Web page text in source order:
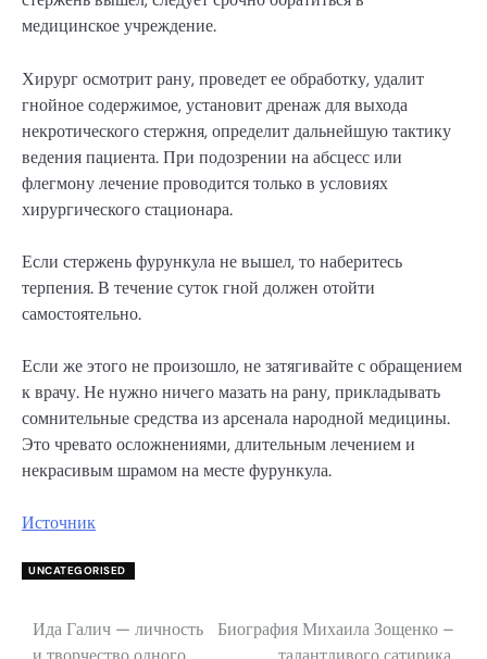
медицинское учреждение.
Хирург осмотрит рану, проведет ее обработку, удалит
гнойное содержимое, установит дренаж для выхода
некротического стержня, определит дальнейшую тактику
ведения пациента. При подозрении на абсцесс или
флегмону лечение проводится только в условиях
хирургического стационара.
Если стержень фурункула не вышел, то наберитесь
терпения. В течение суток гной должен отойти
самостоятельно.
Если же этого не произошло, не затягивайте с обращением
к врачу. Не нужно ничего мазать на рану, прикладывать
сомнительные средства из арсенала народной медицины.
Это чревато осложнениями, длительным лечением и
некрасивым шрамом на месте фурункула.
Источник
UNCATEGORISED
Навигация
Ида Галич — личность
Биография Михаила Зощенко –